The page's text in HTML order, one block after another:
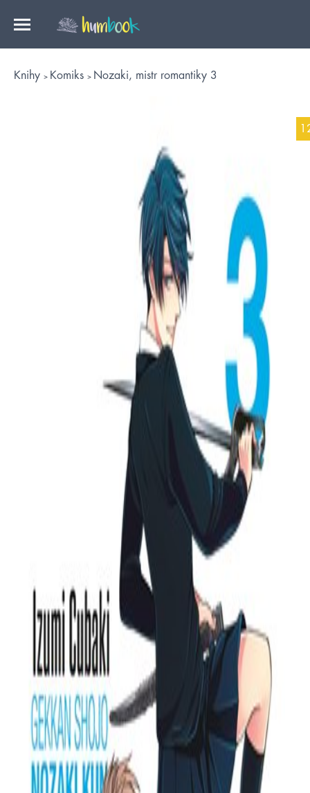
Knihy Komiks Nozaki, mistr romantiky 3